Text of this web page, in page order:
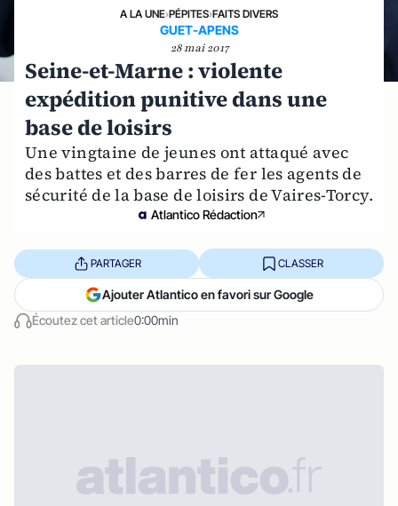
A LA UNE›PÉPITES›FAITS DIVERS
GUET-APENS
28 mai 2017
Seine-et-Marne : violente
expédition punitive dans une
base de loisirs
Une vingtaine de jeunes ont attaqué avec
des battes et des barres de fer les agents de
sécurité de la base de loisirs de Vaires-Torcy.
Atlantico Rédaction
Écoutez cet article0:00min
PARTAGER CLASSER
Ajouter Atlantico en favori sur Google